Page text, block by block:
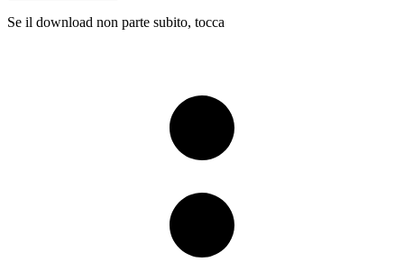
Se il download non parte subito, tocca